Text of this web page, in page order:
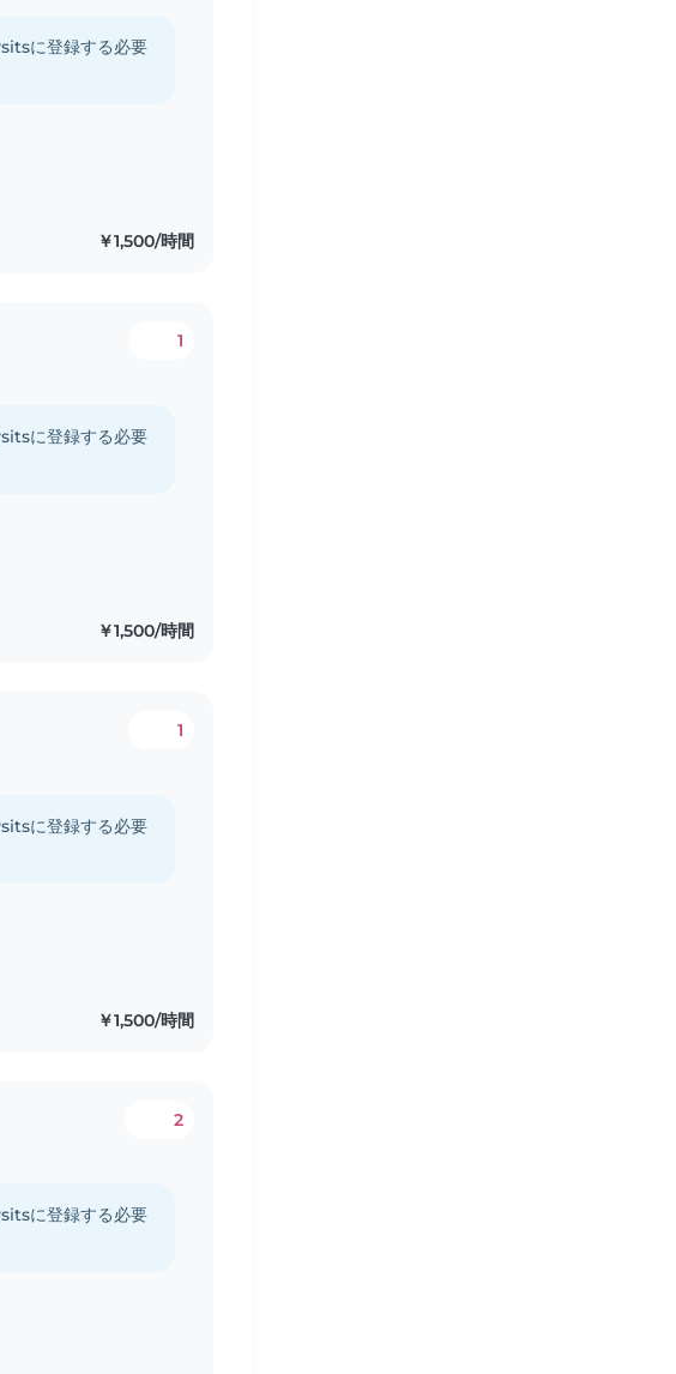
に登録する必要
￥1,500/時間
1
に登録する必要
￥1,500/時間
1
に登録する必要
￥1,500/時間
2
に登録する必要